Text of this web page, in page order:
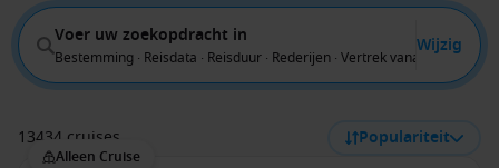
Voer uw zoekopdracht in
Bestemming · Reisdata · Reisduur · Rederijen · Vertrek vanaf
Wijzig
13434 cruises Populariteit
Alleen Cruise